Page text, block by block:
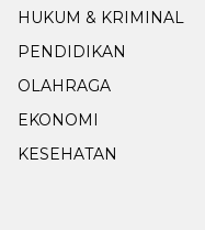
HUKUM & KRIMINAL
PENDIDIKAN
OLAHRAGA
EKONOMI
KESEHATAN